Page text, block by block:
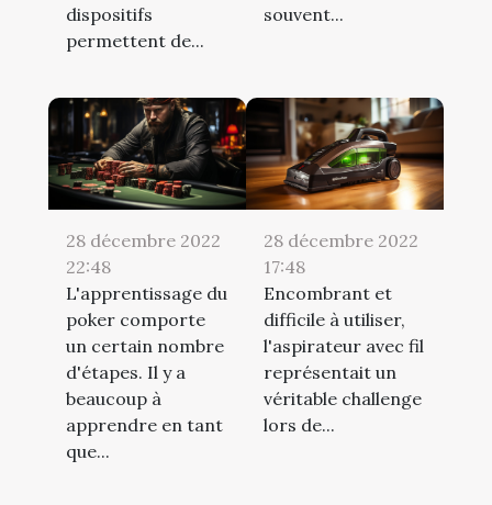
dispositifs
permettent de...
souvent...
28 décembre 2022
22:48
L'apprentissage du
poker comporte
un certain nombre
d'étapes. Il y a
beaucoup à
apprendre en tant
que...
28 décembre 2022
17:48
Encombrant et
difficile à utiliser,
l'aspirateur avec fil
représentait un
véritable challenge
lors de...